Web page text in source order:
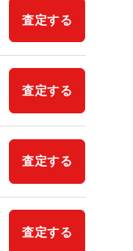
査定する
査定する
査定する
査定する